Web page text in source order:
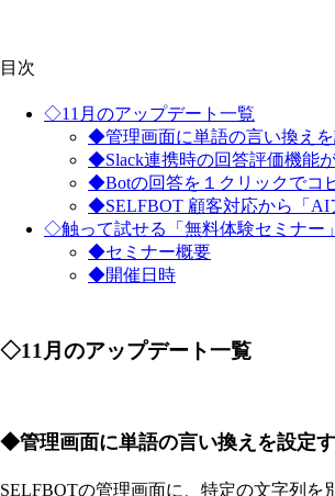
目次
◇11月のアップデート一覧
◆管理画面に単語の言い換え
◆Slack連携時の回答評価機能
◆Botの回答を１クリックでコ
◆SELFBOT 顧客対応から「AI
◇触って試せる「無料体験セミナー
◆セミナー概要
◆開催日時
◇11月のアップデート一覧
◆管理画面に単語の言い換えを設定
SELFBOTの管理画面に、特定の文字列を